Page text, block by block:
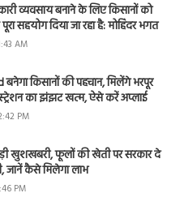
व्यवसाय बनाने के लिए किसानों को
सहयोग दिया जा रहा है: मोहिंदर भगत
AM
किसानों की पहचान, मिलेंगे भरपूर
का झंझट खत्म, ऐसे करें अप्लाई
PM
खुशखबरी, फूलों की खेती पर सरकार दे
जानें कैसे मिलेगा लाभ
PM